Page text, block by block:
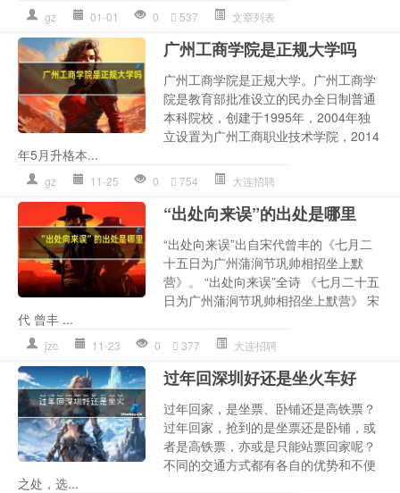
gz 01-01 0 537 文章列表
广州工商学院是正规大学吗
广州工商学院是正规大学。广州工商学
院是教育部批准设立的民办全日制普通
本科院校，创建于1995年，2004年独
立设置为广州工商职业技术学院，2014
年5月升格本...
gz 11-25 0 754 大连招聘
“出处向来误”的出处是哪里
“出处向来误”出自宋代曾丰的《七月二
十五日为广州蒲涧节巩帅相招坐上默
营》。 “出处向来误”全诗 《七月二十五
日为广州蒲涧节巩帅相招坐上默营》 宋
代 曾丰 ...
jzc 11-23 0 377 大连招聘
过年回深圳好还是坐火车好
过年回家，是坐票、卧铺还是高铁票？
过年回家，抢到的是坐票还是卧铺，或
者是高铁票，亦或是只能站票回家呢？
不同的交通方式都有各自的优势和不便
之处，选...